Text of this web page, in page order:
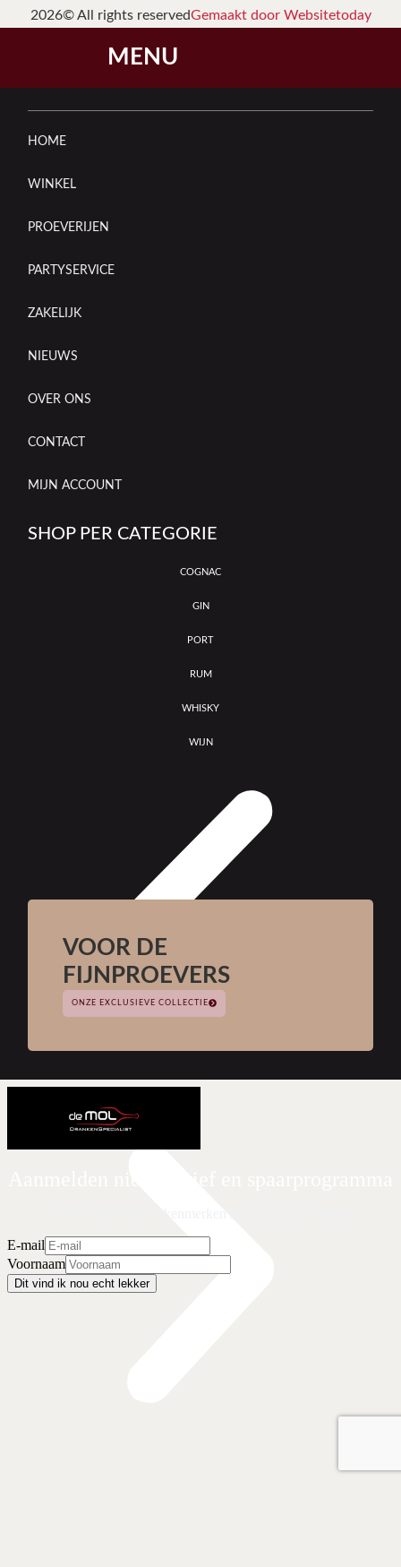
2026© All rights reservedGemaakt door Websitetoday
MENU
HOME
WINKEL
PROEVERIJEN
PARTYSERVICE
ZAKELIJK
NIEUWS
OVER ONS
CONTACT
MIJN ACCOUNT
SHOP PER CATEGORIE
COGNAC
GIN
PORT
RUM
WHISKY
WIJN
VOOR DE
FIJNPROEVERS
ONZE EXCLUSIEVE COLLECTIE